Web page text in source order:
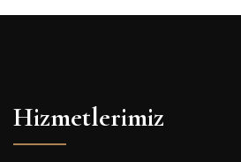
Hizmetlerimiz